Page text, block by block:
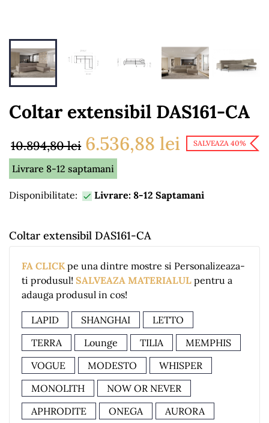
Coltar extensibil DAS161-CA
10.894,80 lei 6.536,88 lei SALVEAZA 40%
Livrare 8-12 saptamani
Disponibilitate:  Livrare: 8-12 Saptamani
Coltar extensibil DAS161-CA
FA CLICK pe una dintre mostre si Personalizeaza-
ti produsul! SALVEAZA MATERIALUL pentru a
adauga produsul in cos!
LAPID SHANGHAI
LETTO
TERRA
Lounge TILIA
MEMPHIS
VOGUE
MODESTO
WHISPER
MONOLITH
NOW OR NEVER
APHRODITE
ONEGA
AURORA